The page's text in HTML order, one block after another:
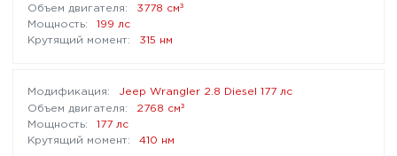
3778 см³
199 лс
315 нм
Jeep Wrangler 2.8 Diesel 177 лс
2768 см³
177 лс
410 нм